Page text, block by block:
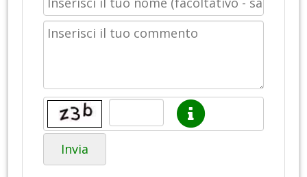
Invia